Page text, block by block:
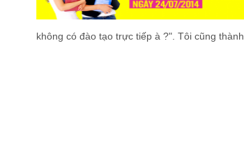
không có đào tạo trực tiếp à ?". Tôi cũng thành